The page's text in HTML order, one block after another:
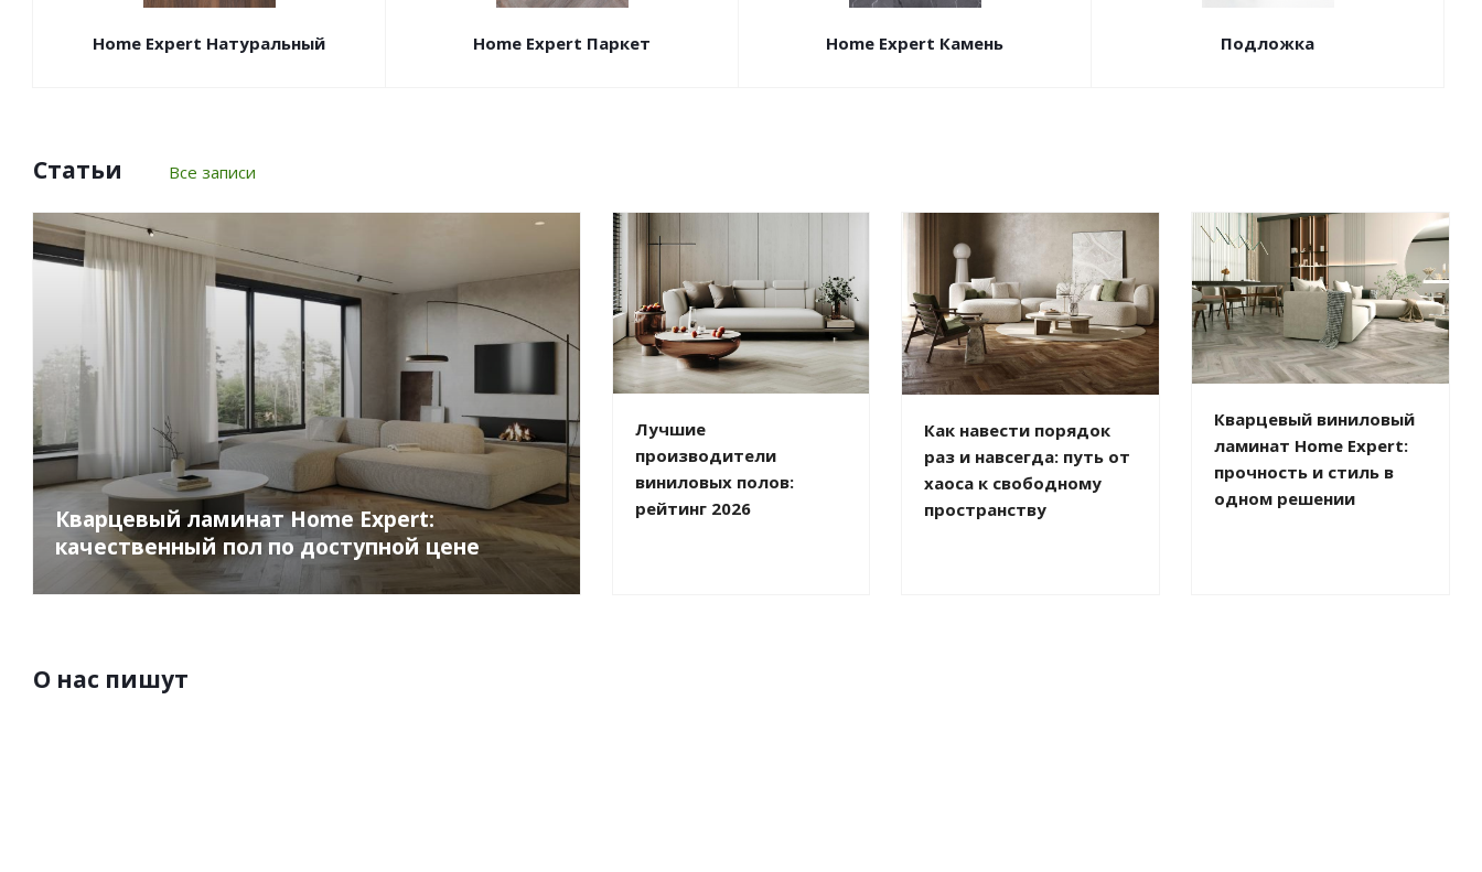
Home Expert Натуральный Home Expert Паркет Home Expert Камень Подложка
Статьи Все записи
Кварцевый ламинат Home Expert:
качественный пол по доступной цене
Лучшие
производители
виниловых полов:
рейтинг 2026
Как навести порядок
раз и навсегда: путь от
хаоса к свободному
пространству
Кварцевый виниловый
ламинат Home Expert:
прочность и стиль в
одном решении
О нас пишут